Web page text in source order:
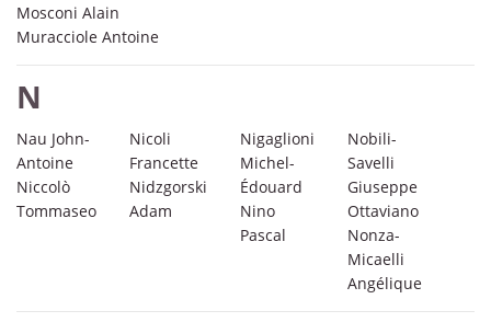
Mosconi Alain
Muracciole Antoine
N
Nau John-
Antoine
Niccolò
Tommaseo
Nicoli
Francette
Nidzgorski
Adam
Nigaglioni
Michel-
Édouard
Nino
Pascal
Nobili-
Savelli
Giuseppe
Ottaviano
Nonza-
Micaelli
Angélique